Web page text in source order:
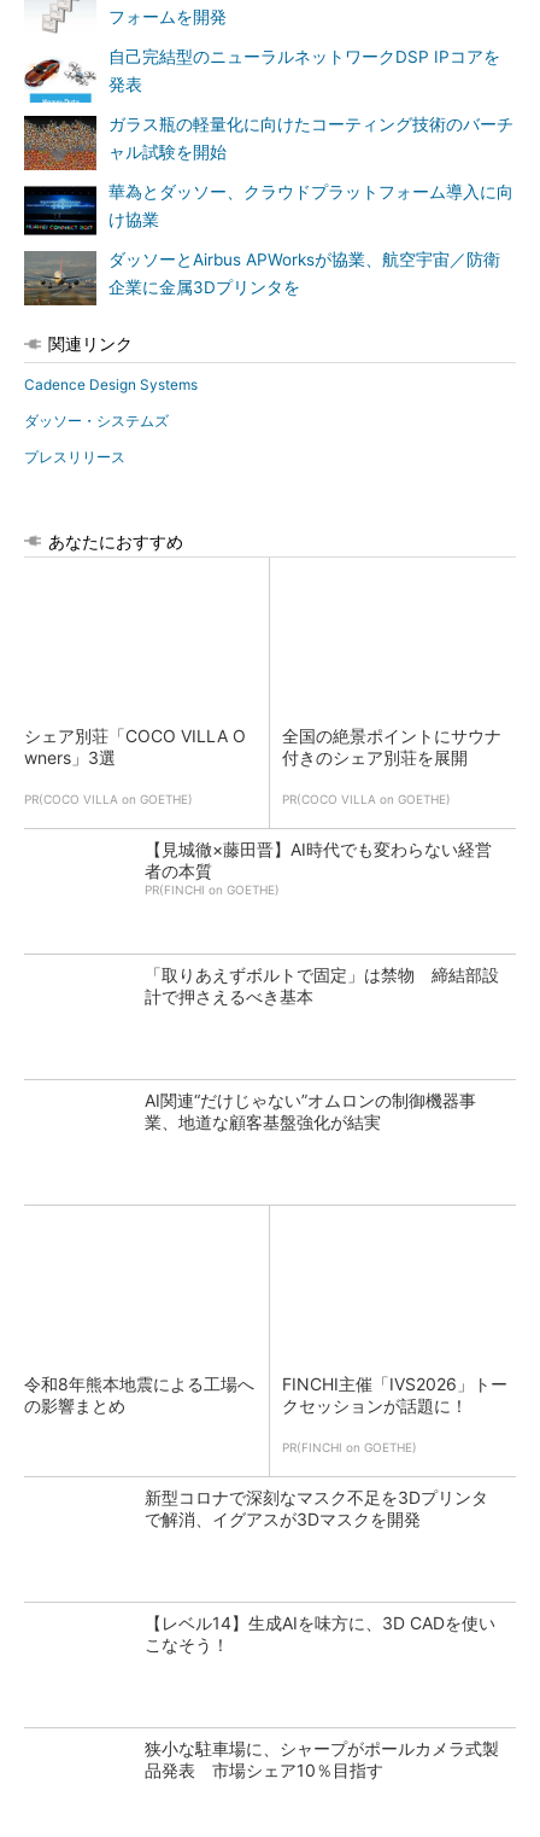
フォームを開発
自己完結型のニューラルネットワークDSP IPコアを
発表
ガラス瓶の軽量化に向けたコーティング技術のバーチ
ャル試験を開始
華為とダッソー、クラウドプラットフォーム導入に向
け協業
ダッソーとAirbus APWorksが協業、航空宇宙／防衛
企業に金属3Dプリンタを
関連リンク
Cadence Design Systems
ダッソー・システムズ
プレスリリース
あなたにおすすめ
シェア別荘「COCO VILLA O
wners」3選
PR(COCO VILLA on GOETHE)
全国の絶景ポイントにサウナ
付きのシェア別荘を展開
PR(COCO VILLA on GOETHE)
【見城徹×藤田晋】AI時代でも変わらない経営
者の本質
PR(FINCHI on GOETHE)
「取りあえずボルトで固定」は禁物 締結部設
計で押さえるべき基本
AI関連“だけじゃない”オムロンの制御機器事
業、地道な顧客基盤強化が結実
令和8年熊本地震による工場へ
の影響まとめ
FINCHI主催「IVS2026」トー
クセッションが話題に！
PR(FINCHI on GOETHE)
新型コロナで深刻なマスク不足を3Dプリンタ
で解消、イグアスが3Dマスクを開発
【レベル14】生成AIを味方に、3D CADを使い
こなそう！
狭小な駐車場に、シャープがポールカメラ式製
品発表 市場シェア10％目指す